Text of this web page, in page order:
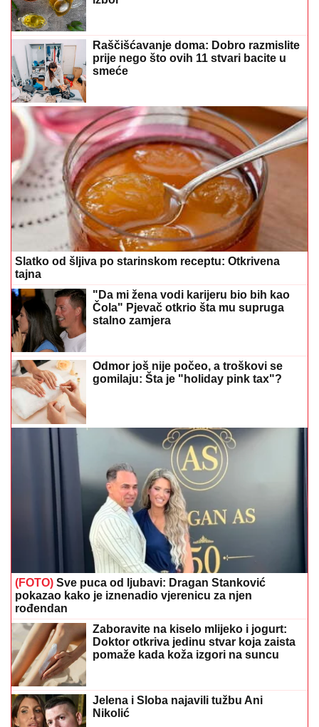
Raščišćavanje doma: Dobro razmislite
prije nego što ovih 11 stvari bacite u
smeće
Slatko od šljiva po starinskom receptu: Otkrivena
tajna
"Da mi žena vodi karijeru bio bih kao
Čola" Pjevač otkrio šta mu supruga
stalno zamjera
Odmor još nije počeo, a troškovi se
gomilaju: Šta je "holiday pink tax"?
(FOTO) Sve puca od ljubavi: Dragan Stanković
pokazao kako je iznenadio vjerenicu za njen
rođendan
Zaboravite na kiselo mlijeko i jogurt:
Doktor otkriva jedinu stvar koja zaista
pomaže kada koža izgori na suncu
Jelena i Sloba najavili tužbu Ani
Nikolić